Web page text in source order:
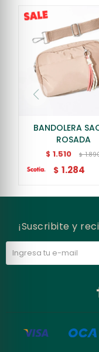
BANDOLERA
ROSADA
$ 1.510 $
$ 1.284
¡Suscribite y